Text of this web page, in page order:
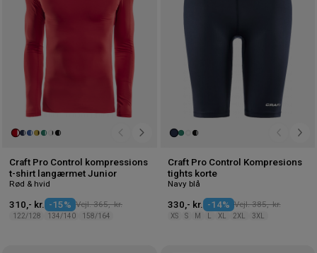
Craft Pro Control kompressions
t-shirt langærmet Junior
Rød & hvid
310,- kr. -15% Vejl. 365,- kr.
122/128 134/140 158/164
Craft Pro Control Kompresions
tights korte
Navy blå
330,- kr. -14% Vejl. 385,- kr.
XS S M XL 2XL 3XL